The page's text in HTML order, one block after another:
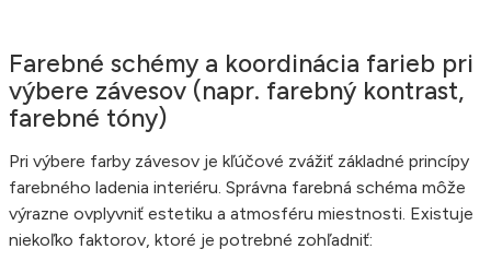
Farebné schémy a koordinácia farieb pri
výbere závesov (napr. farebný kontrast,
farebné tóny)
Pri výbere farby závesov je kľúčové zvážiť základné princípy
farebného ladenia interiéru. Správna farebná schéma môže
výrazne ovplyvniť estetiku a atmosféru miestnosti. Existuje
niekoľko faktorov, ktoré je potrebné zohľadniť: